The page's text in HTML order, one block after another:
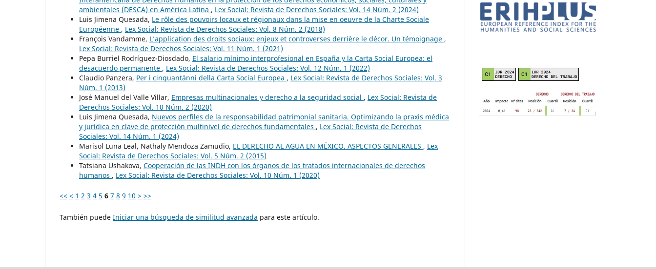
ambientales (DESCA) en América Latina , Lex Social: Revista de Derechos Sociales: Vol. 14 Núm. 2 (2024)
Luis Jimena Quesada, Le rôle des pouvoirs locaux et régionaux dans la mise en oeuvre de la Charte Sociale
Européenne , Lex Social: Revista de Derechos Sociales: Vol. 8 Núm. 2 (2018)
François Vandamme, L’application des droits sociaux: enjeux et controverses derrière le décor. Un témoignage ,
Lex Social: Revista de Derechos Sociales: Vol. 11 Núm. 1 (2021)
Pepa Burriel Rodríguez-Diosdado, El salario mínimo interprofesional en España y la Carta Social Europea: el
desacuerdo permanente , Lex Social: Revista de Derechos Sociales: Vol. 12 Núm. 1 (2022)
Claudio Panzera, Per i cinquant´anni della Carta Social Europea , Lex Social: Revista de Derechos Sociales: Vol. 3
Núm. 1 (2013)
José Manuel del Valle Villar, Empresas multinacionales y derecho a la seguridad social , Lex Social: Revista de
Derechos Sociales: Vol. 10 Núm. 2 (2020)
Luis Jimena Quesada, Nuevos perfiles de la responsabilidad patrimonial sanitaria. Optimizando la praxis médica
y jurídica en clave de protección multinivel de derechos fundamentales , Lex Social: Revista de Derechos
Sociales: Vol. 14 Núm. 1 (2024)
Marisol Luna Leal, Nathaly Mendoza Zamudio, EL DERECHO AL AGUA EN MÉXICO. ASPECTOS GENERALES , Lex
Social: Revista de Derechos Sociales: Vol. 5 Núm. 2 (2015)
Tatsiana Ushakova, Cooperación de las INDH con los órganos de los tratados internacionales de derechos
humanos , Lex Social: Revista de Derechos Sociales: Vol. 10 Núm. 1 (2020)
<< < 1 2 3 4 5 6 7 8 9 10 > >>
También puede Iniciar una búsqueda de similitud avanzada para este artículo.